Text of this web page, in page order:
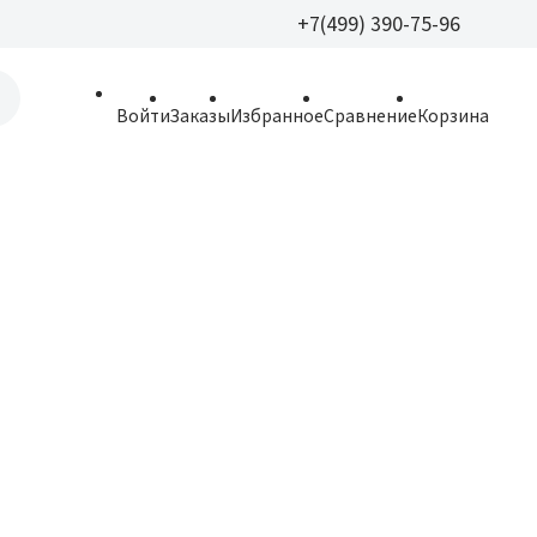
+7(499) 390-75-96
ВойтиЗаказыИзбранноеСравнениеКорзина